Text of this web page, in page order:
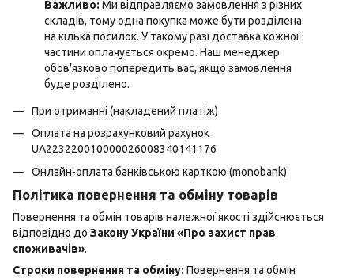
Важливо: Ми відправляємо замовлення з різних
складів, тому одна покупка може бути розділена
на кілька посилок. У такому разі доставка кожної
частини оплачується окремо. Наш менеджер
обов’язково попередить вас, якщо замовлення
буде розділено.
При отриманні (накладений платіж)
Оплата на розрахунковий рахунок
UA223220010000026008340141176
Онлайн-оплата банківською карткою (monobank)
Політика повернення та обміну товарів
Повернення та обмін товарів належної якості здійснюється
відповідно до Закону України «Про захист прав
споживачів».
Строки повернення та обміну: Повернення та обмін